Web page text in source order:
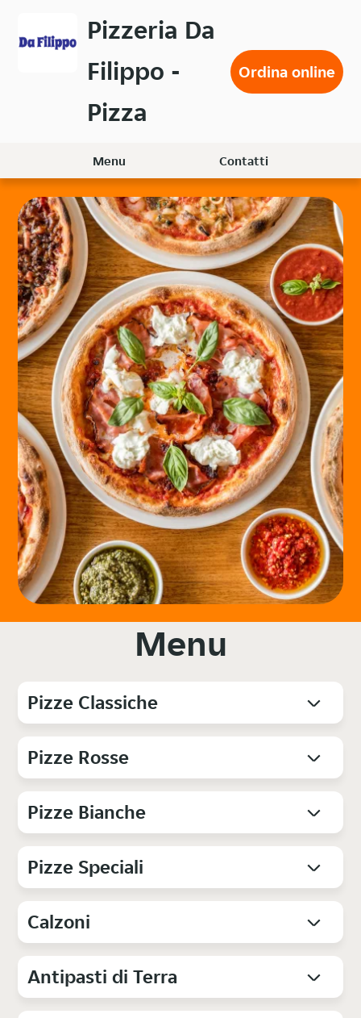
contenuto
Pizzeria Da
Filippo -
Pizza
Ordina online
Menu Contatti
Menu
Pizze Classiche
Pizze Rosse
Pizze Bianche
Pizze Speciali
Calzoni
Antipasti di Terra